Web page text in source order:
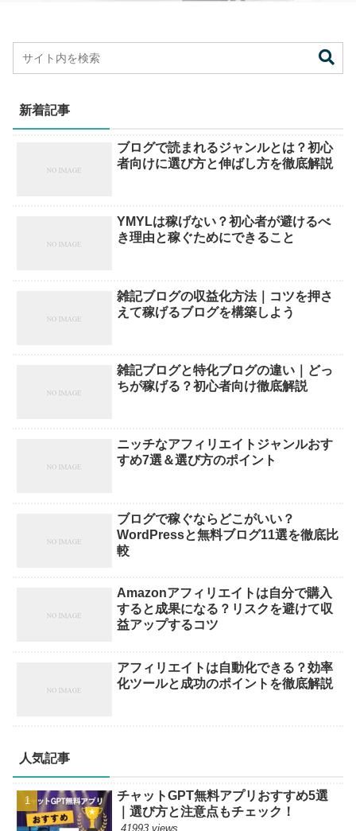
新着記事
ブログで読まれるジャンルとは？初心
者向けに選び方と伸ばし方を徹底解説
YMYLは稼げない？初心者が避けるべ
き理由と稼ぐためにできること
雑記ブログの収益化方法｜コツを押さ
えて稼げるブログを構築しよう
雑記ブログと特化ブログの違い｜どっ
ちが稼げる？初心者向け徹底解説
ニッチなアフィリエイトジャンルおす
すめ7選＆選び方のポイント
ブログで稼ぐならどこがいい？
WordPressと無料ブログ11選を徹底比
較
Amazonアフィリエイトは自分で購入
すると成果になる？リスクを避けて収
益アップするコツ
アフィリエイトは自動化できる？効率
化ツールと成功のポイントを徹底解説
人気記事
チャットGPT無料アプリおすすめ5選
｜選び方と注意点もチェック！
41993 views